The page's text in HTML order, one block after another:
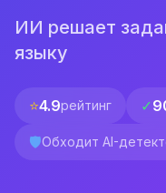
ИИ решает
языку
⭐4.9рейтинг ✓
🛡️Обходит AI-